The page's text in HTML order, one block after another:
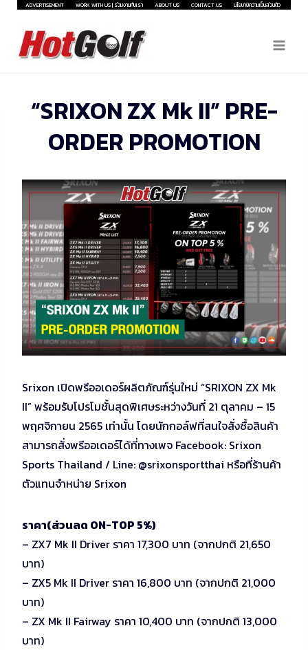
Skip
content
ADVERTISEMENT WORK WITH US | ร่วมงานกับเรา ABOUT US CONTACT US นโยบายความเป็นส่วนตัว
“SRIXON ZX Mk II” PRE-
ORDER PROMOTION
Srixon เปิดพรีออเดอร์ผลิตภัณฑ์รุ่นใหม่ “SRIXON ZX Mk
II” พร้อมรับโปรโมชั้นสุดพิเศษระหว่างวันที่ 21 ตุลาคม – 15
พฤศจิกายน 2565 เท่านั้น โดยนักกอล์ฟที่สนใจสั่งซื้อสินค้า
สามารถสั่งพรีออเดอร์ได้ที่ทางเพจ Facebook: Srixon
Sports Thailand / Line: @srixonsportthai หรือที่ร้านค้า
ตัวแทนจำหน่าย Srixon
ราคา(ส่วนลด ON-TOP 5%)
– ZX7 Mk II Driver ราคา 17,300 บาท (จากปกติ 21,650
บาท)
– ZX5 Mk II Driver ราคา 16,800 บาท (จากปกติ 21,000
บาท)
– ZX Mk II Fairway ราคา 10,400 บาท (จากปกติ 13,000
บาท)